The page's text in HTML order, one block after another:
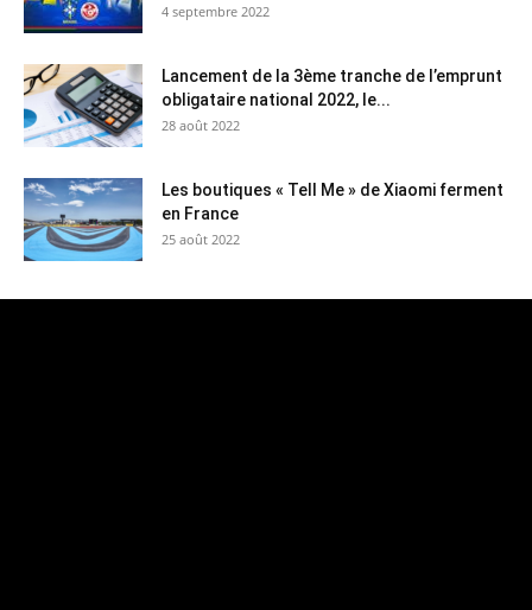
4 septembre 2022
Lancement de la 3ème tranche de l’emprunt
obligataire national 2022, le...
28 août 2022
Les boutiques « Tell Me » de Xiaomi ferment
en France
25 août 2022